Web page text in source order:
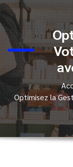
Optimisez la